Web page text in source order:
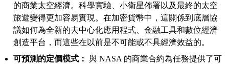
的商業太空經濟。科學實驗、小衛星佈署以及最終的太空
旅遊變得更加容易實現。在加密貨幣中，這關係到底層協
議如何為全新的去中心化應用程式、金融工具和數位經濟
創造平台，而這些在以前是不可能或不具經濟效益的。
可預測的定價模式： 與 NASA 的商業合約為任務提供了可